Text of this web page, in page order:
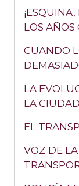
LOS AÑOS
CUANDO
LA
LA
EL
VOZ DE